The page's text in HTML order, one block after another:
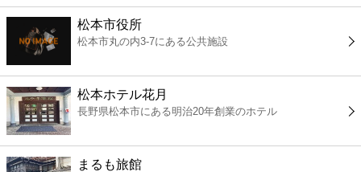
薬局
スーパー
エンタメ
レジャー
松本市役所
松本市丸の内3-7にある公共施設
松本ホテル花月
長野県松本市にある明治20年創業のホテル
まるも旅館